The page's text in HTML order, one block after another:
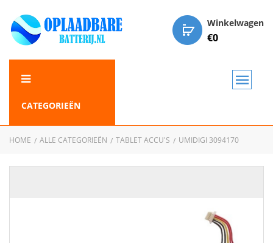
Winkelwagen
€0
CATEGORIEËN
HOME ALLE CATEGORIEËN TABLET ACCU'S UMIDIGI 3094170